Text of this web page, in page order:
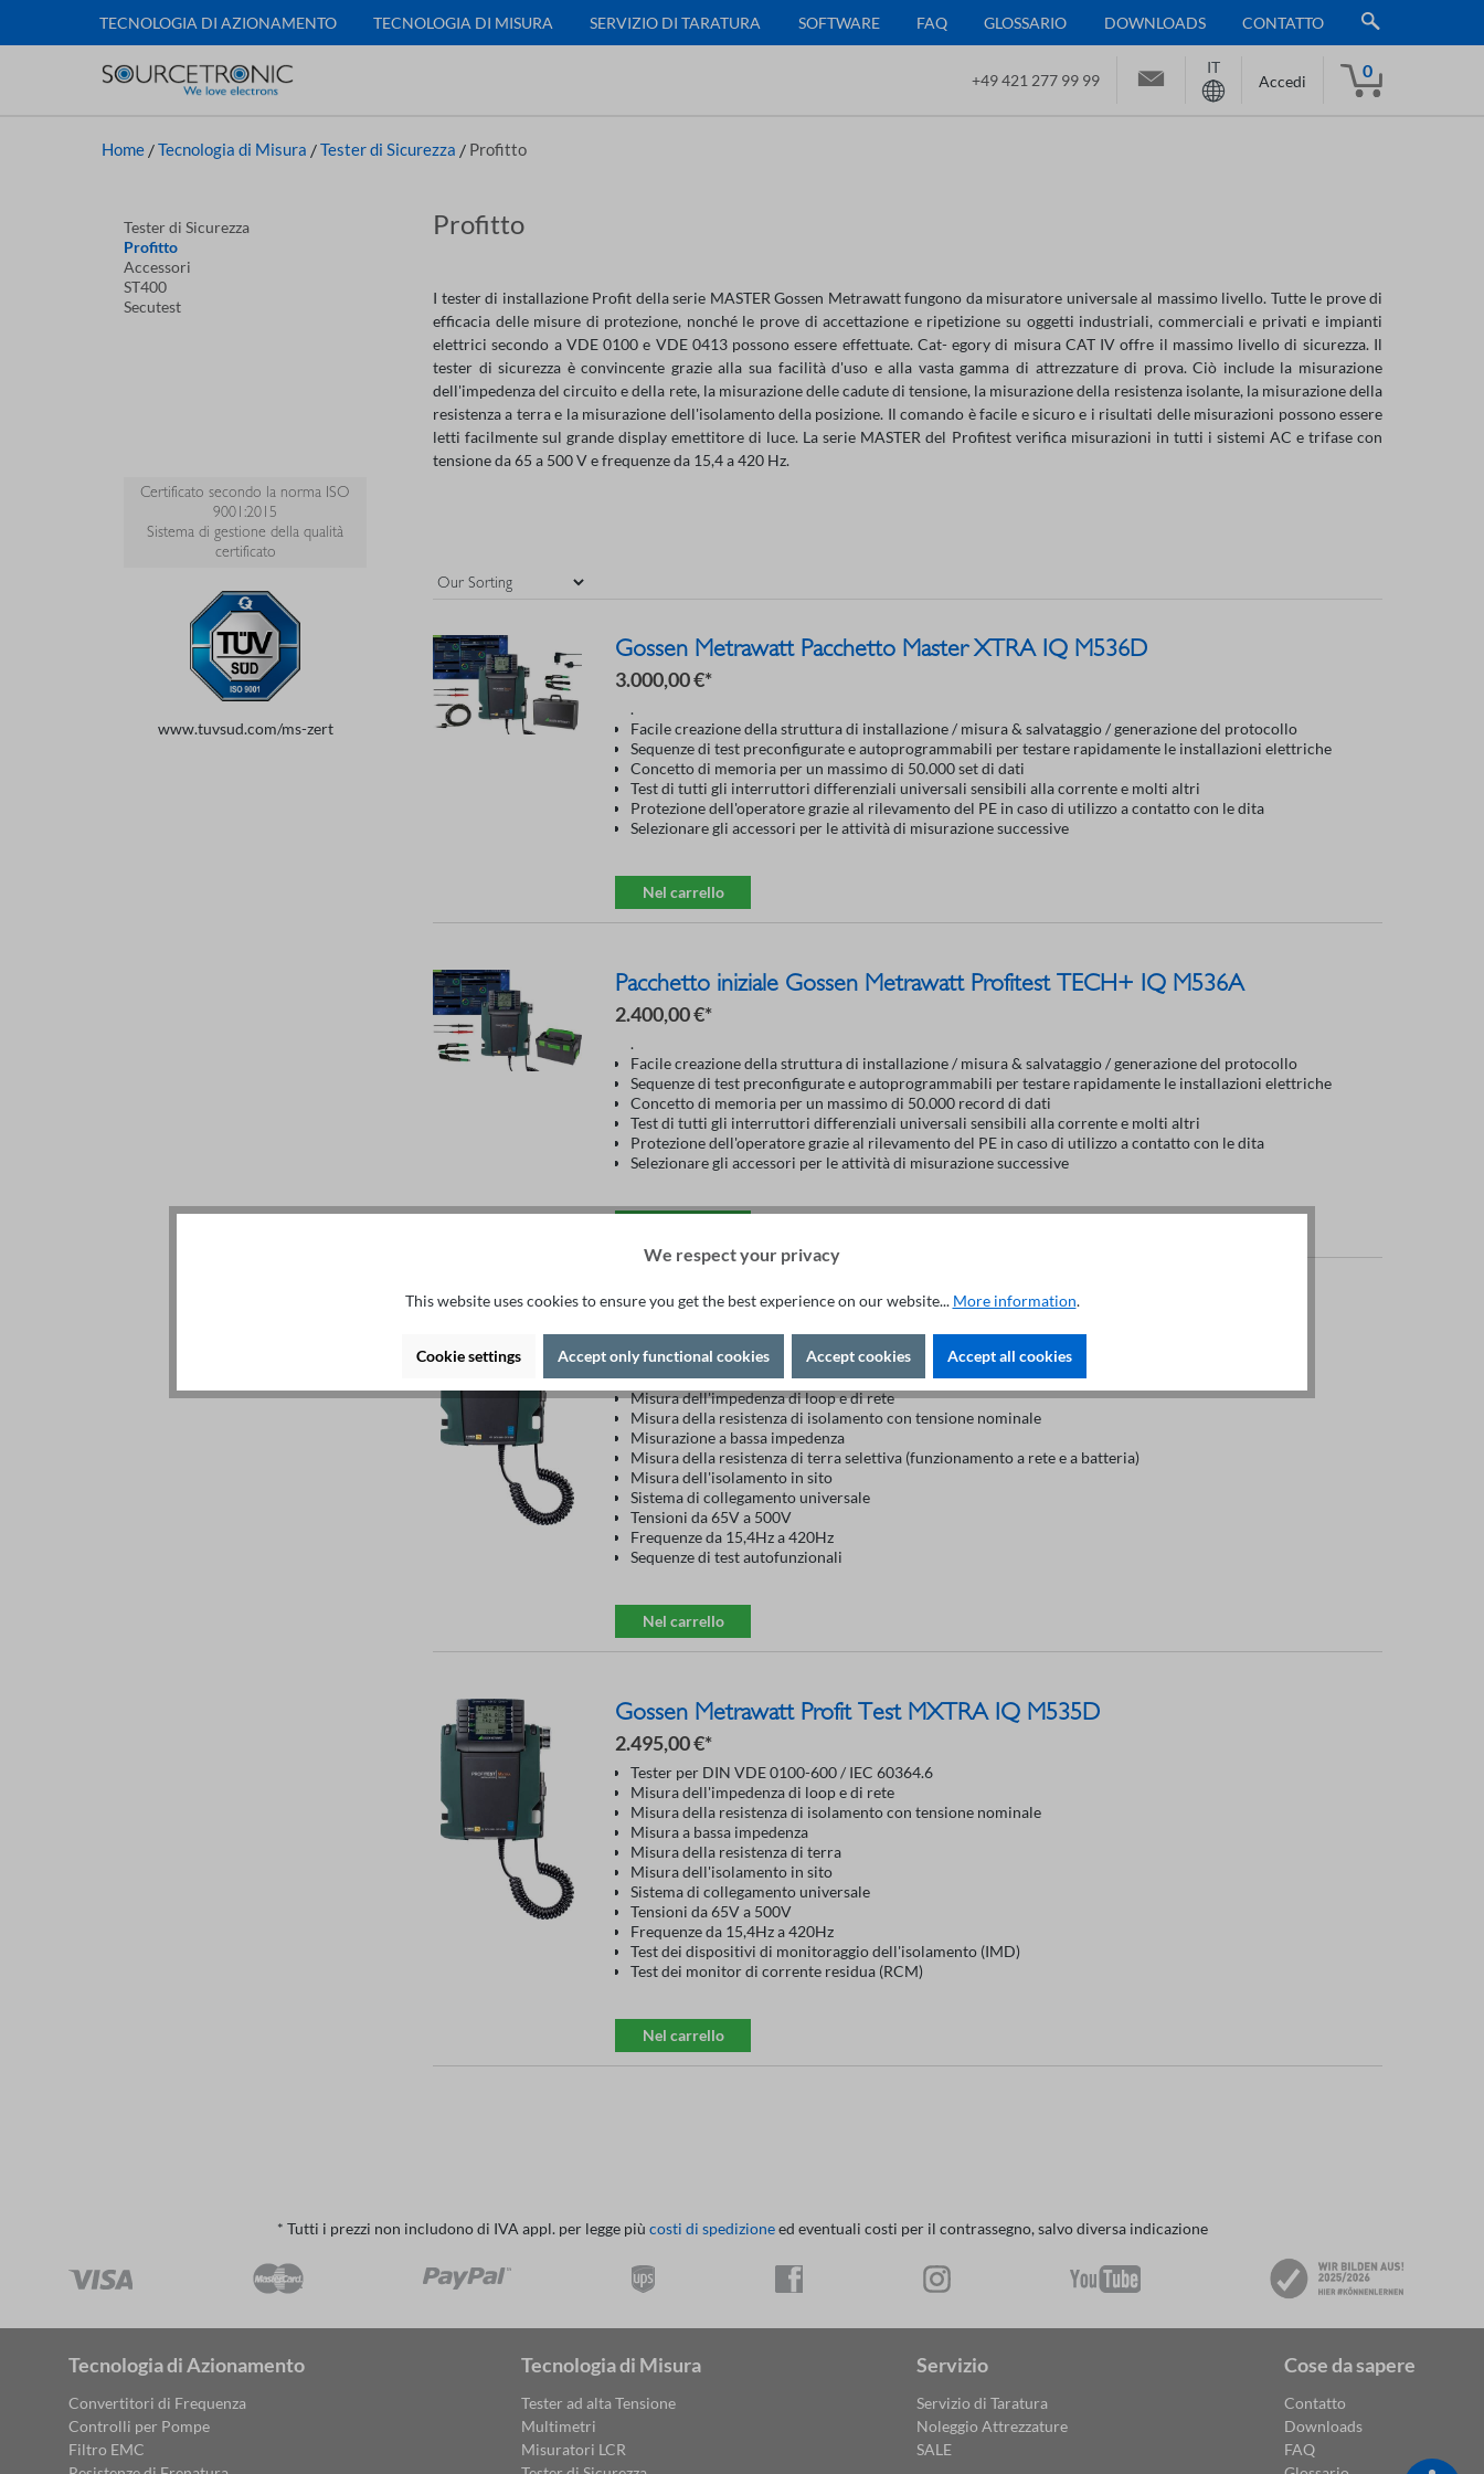
TECNOLOGIA DI AZIONAMENTO TECNOLOGIA DI MISURA SERVIZIO DI TARATURA SOFTWARE FAQ GLOSSARIO DOWNLOADS CONTATTO
+49 421 277 99 99
IT
Accedi
0
Home /Tecnologia di Misura /Tester di Sicurezza / Profitto
Tester di Sicurezza
Profitto
Accessori
ST400
Secutest
Certificato secondo la norma ISO
9001:2015
Sistema di gestione della qualità
certificato
www.tuvsud.com/ms-zert
Profitto
I tester di installazione Profit della serie MASTER Gossen Metrawatt fungono da misuratore universale al massimo livello. Tutte le prove di
efficacia delle misure di protezione, nonché le prove di accettazione e ripetizione su oggetti industriali, commerciali e privati e impianti
elettrici secondo a VDE 0100 e VDE 0413 possono essere effettuate. Cat- egory di misura CAT IV offre il massimo livello di sicurezza. Il
tester di sicurezza è convincente grazie alla sua facilità d'uso e alla vasta gamma di attrezzature di prova. Ciò include la misurazione
dell'impedenza del circuito e della rete, la misurazione delle cadute di tensione, la misurazione della resistenza isolante, la misurazione della
resistenza a terra e la misurazione dell'isolamento della posizione. Il comando è facile e sicuro e i risultati delle misurazioni possono essere
letti facilmente sul grande display emettitore di luce. La serie MASTER del Profitest verifica misurazioni in tutti i sistemi AC e trifase con
tensione da 65 a 500 V e frequenze da 15,4 a 420 Hz.
Gossen Metrawatt Pacchetto Master XTRA IQ M536D
3.000,00 €*
.
Facile creazione della struttura di installazione / misura & salvataggio / generazione del protocollo
Sequenze di test preconfigurate e autoprogrammabili per testare rapidamente le installazioni elettriche
Concetto di memoria per un massimo di 50.000 set di dati
Test di tutti gli interruttori differenziali universali sensibili alla corrente e molti altri
Protezione dell'operatore grazie al rilevamento del PE in caso di utilizzo a contatto con le dita
Selezionare gli accessori per le attività di misurazione successive
Nel carrello
Pacchetto iniziale Gossen Metrawatt Profitest TECH+ IQ M536A
2.400,00 €*
.
Facile creazione della struttura di installazione / misura & salvataggio / generazione del protocollo
Sequenze di test preconfigurate e autoprogrammabili per testare rapidamente le installazioni elettriche
Concetto di memoria per un massimo di 50.000 record di dati
Test di tutti gli interruttori differenziali universali sensibili alla corrente e molti altri
Protezione dell'operatore grazie al rilevamento del PE in caso di utilizzo a contatto con le dita
Selezionare gli accessori per le attività di misurazione successive
Gossen Metrawatt Profit Test MPRO IQ M535C
2.235,00 €*
Tester per DIN VDE0100-600/ IEC 60364.6
Misura dell'impedenza di loop e di rete
Misura della resistenza di isolamento con tensione nominale
Misurazione a bassa impedenza
Misura della resistenza di terra selettiva (funzionamento a rete e a batteria)
Misura dell'isolamento in sito
Sistema di collegamento universale
Tensioni da 65V a 500V
Frequenze da 15,4Hz a 420Hz
Sequenze di test autofunzionali
Nel carrello
Gossen Metrawatt Profit Test MXTRA IQ M535D
2.495,00 €*
Tester per DIN VDE 0100-600 / IEC 60364.6
Misura dell'impedenza di loop e di rete
Misura della resistenza di isolamento con tensione nominale
Misura a bassa impedenza
Misura della resistenza di terra
Misura dell'isolamento in sito
Sistema di collegamento universale
Tensioni da 65V a 500V
Frequenze da 15,4Hz a 420Hz
Test dei dispositivi di monitoraggio dell'isolamento (IMD)
Test dei monitor di corrente residua (RCM)
Nel carrello
* Tutti i prezzi non includono di IVA appl. per legge più costi di spedizioneed eventuali costi per il contrassegno, salvo diversa indicazione
Tecnologia di Azionamento
Convertitori di Frequenza
Controlli per Pompe
Filtro EMC
Tecnologia di Misura
Tester ad alta Tensione
Multimetri
Misuratori LCR
Servizio
Servizio di Taratura
Noleggio Attrezzature
SALE
Cose da sapere
Contatto
Downloads
FAQ
We respect your privacy
This website uses cookies to ensure you get the best experience on our website... More information.
Cookie settings Accept only functional cookies Accept cookies Accept all cookies